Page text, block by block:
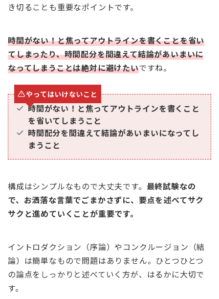
き切ることも重要なポイントです。
時間がない！と焦ってアウトラインを書くことを省い
てしまったり、時間配分を間違えて結論があいまいに
なってしまうことは絶対に避けたいですね。
やってはいけないこと
時間がない！と焦ってアウトラインを書くこと
を省いてしまうこと
時間配分を間違えて結論があいまいになってし
まうこと
構成はシンプルなもので大丈夫です。 最終試験なの
で、お洒落な言葉でごまかさずに、要点を述べてサク
サクと進めていくことが重要です。
イントロダクション（序論）やコンクルージョン（結
論）は簡単なもので問題はありません。ひとつひとつ
の論点をしっかりと述べていく方が、はるかに大切で
す。